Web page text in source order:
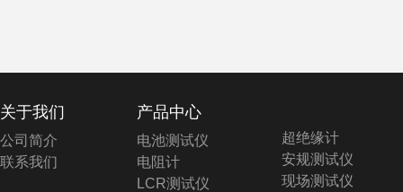
关于我们
公司简介
联系我们
产品中心
电池测试仪
电阻计
LCR测试仪
超绝缘计
安规测试仪
现场测试仪